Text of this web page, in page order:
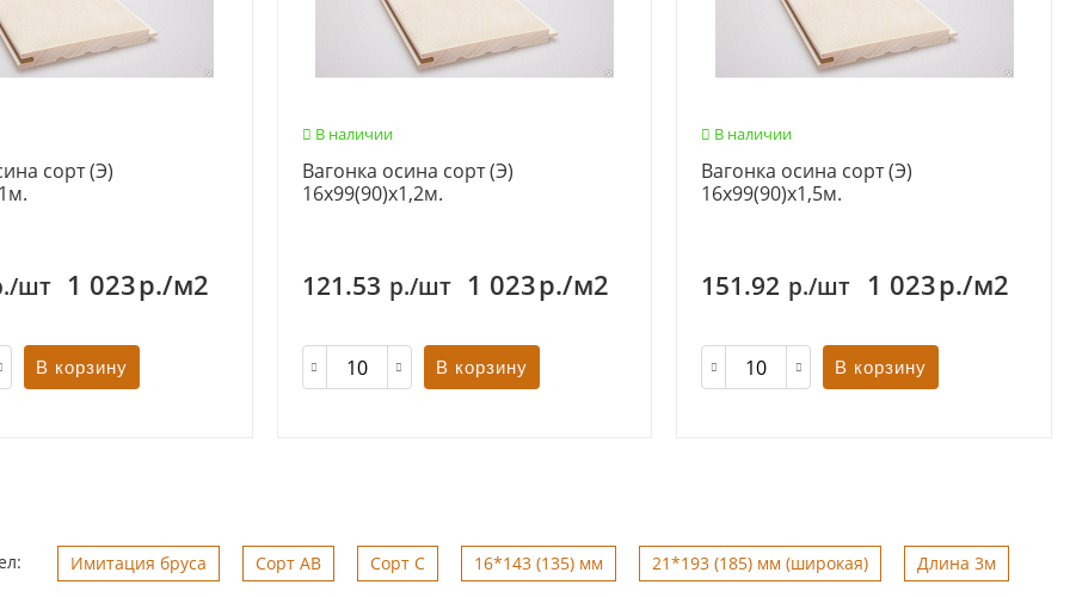
сорт (Э)
шт 1 023р./м2
В корзину
В наличии
Вагонка осина сорт (Э)
16х99(90)х1,2м.
121.53 р./шт 1 023р./м2
В корзину
В наличии
Вагонка осина сорт (Э)
16х99(90)х1,5м.
151.92 р./шт 1 023р./м2
В корзину
Имитация бруса Сорт АВ Сорт С 16*143 (135) мм 21*193 (185) мм (широкая) Длина 3м